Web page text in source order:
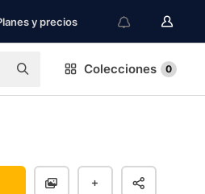
y precios
Colecciones 0